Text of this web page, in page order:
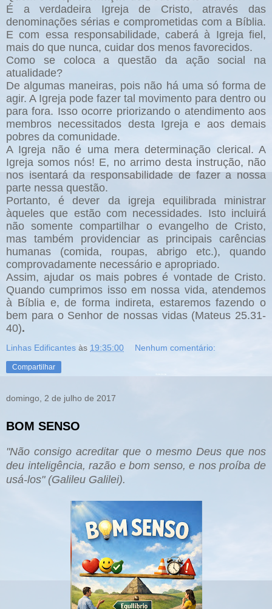
É a verdadeira Igreja de Cristo, através das
denominações sérias e comprometidas com a Bíblia.
E com essa responsabilidade, caberá à Igreja fiel,
mais do que nunca, cuidar dos menos favorecidos.
Como se coloca a questão da ação social na
atualidade?
De algumas maneiras, pois não há uma só forma de
agir. A Igreja pode fazer tal movimento para dentro ou
para fora. Isso ocorre priorizando o atendimento aos
membros necessitados desta Igreja e aos demais
pobres da comunidade.
A Igreja não é uma mera determinação clerical. A
Igreja somos nós! E, no arrimo desta instrução, não
nos isentará da responsabilidade de fazer a nossa
parte nessa questão.
Portanto, é dever da igreja equilibrada ministrar
àqueles que estão com necessidades. Isto incluirá
não somente compartilhar o evangelho de Cristo,
mas também providenciar as principais carências
humanas (comida, roupas, abrigo etc.), quando
comprovadamente necessário e apropriado.
Assim, ajudar os mais pobres é vontade de Cristo.
Quando cumprimos isso em nossa vida, atendemos
à Bíblia e, de forma indireta, estaremos fazendo o
bem para o Senhor de nossas vidas (Mateus 25.31-
40).
Linhas Edificantes às 19:35:00 Nenhum comentário:
Compartilhar
domingo, 2 de julho de 2017
BOM SENSO
"Não consigo acreditar que o mesmo Deus que nos
deu inteligência, razão e bom senso, e nos proíba de
usá-los" (Galileu Galilei).